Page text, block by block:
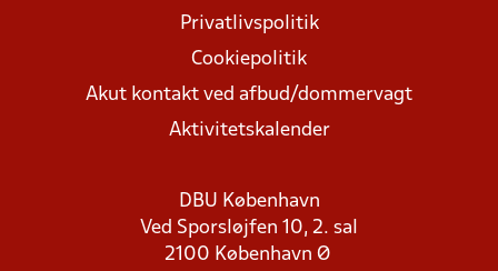
Privatlivspolitik
Cookiepolitik
Akut kontakt ved afbud/dommervagt
Aktivitetskalender
DBU København
Ved Sporsløjfen 10, 2. sal
2100 København Ø